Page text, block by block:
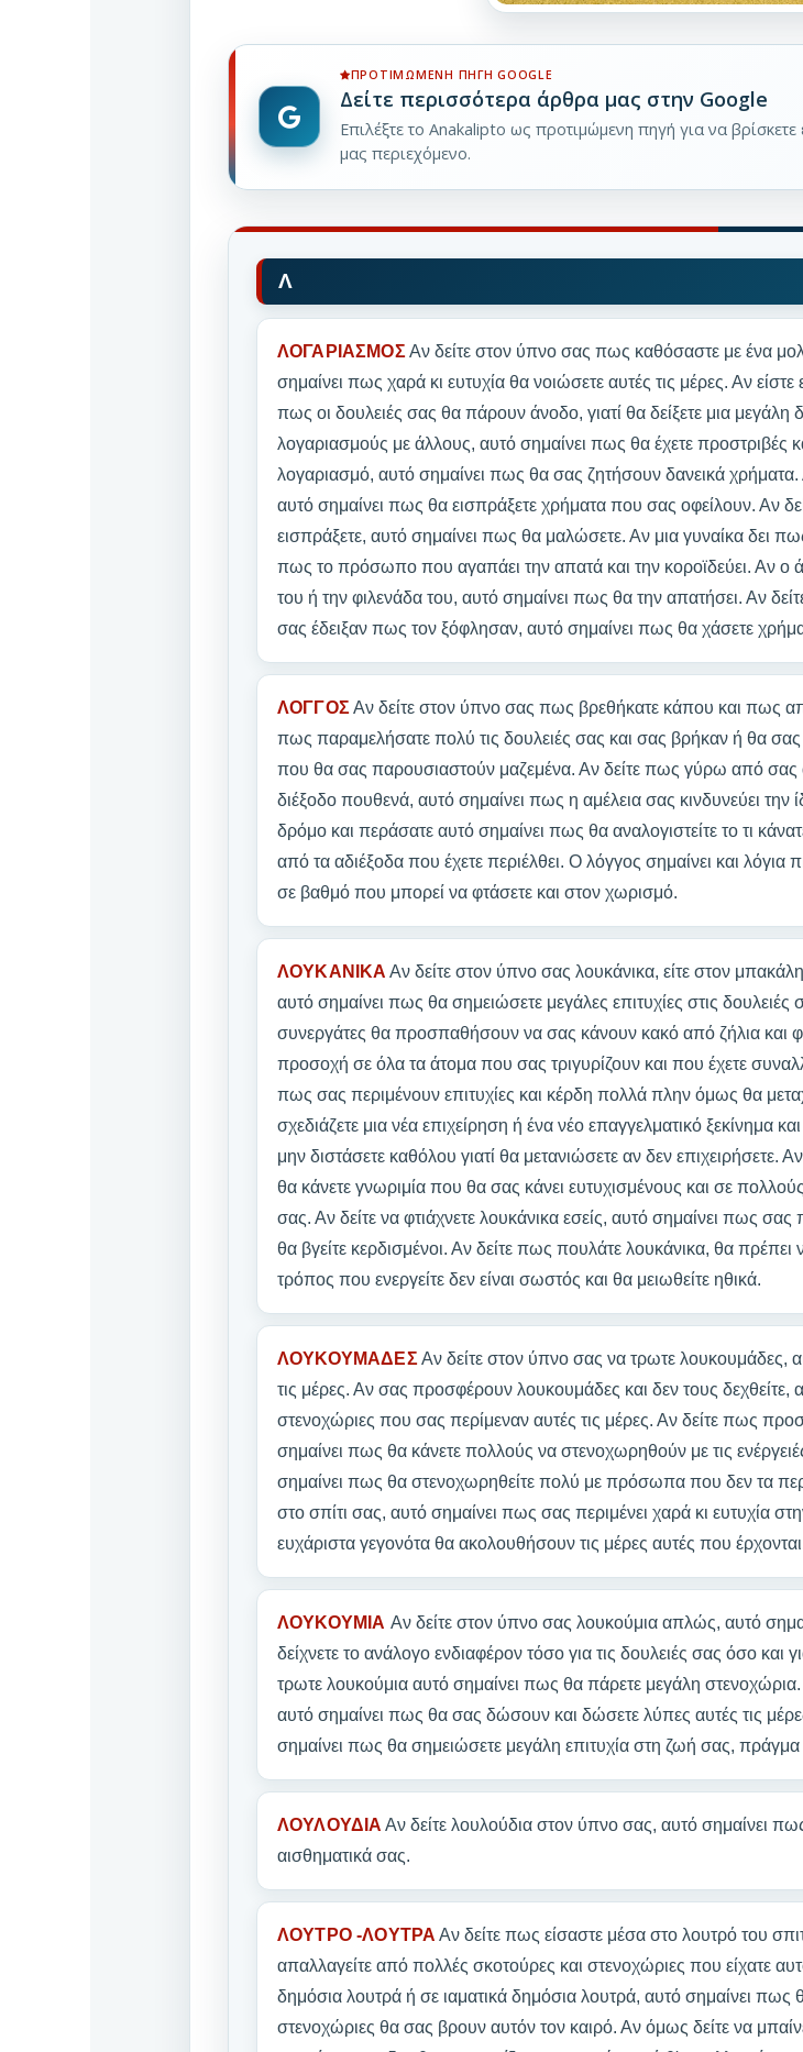
ΠΡΟΤΙΜΏΜΕΝΗ ΠΗΓΉ GOOGLE
Δείτε περισσότερα άρθρα μας στην Google
Επιλέξτε το Anakalipto ως προτιμώμενη πηγή για να βρίσκετε
μας περιεχόμενο.
Λ
ΛΟΓΑΡΙΑΣΜΟΣΑν δείτε στον ύπνο σας πως καθόσαστε με ένα
σημαίνει πως χαρά κι ευτυχία θα νοιώσετε αυτές τις μέρες. Αν
πως οι δουλειές σας θα πάρουν άνοδο, γιατί θα δείξετε μια μεγάλη
λογαριασμούς με άλλους, αυτό σημαίνει πως θα έχετε
λογαριασμό, αυτό σημαίνει πως θα σας ζητήσουν δανεικά
αυτό σημαίνει πως θα εισπράξετε χρήματα που σας οφείλουν. Αν
εισπράξετε, αυτό σημαίνει πως θα μαλώσετε. Αν μια γυναίκα δει
πως το πρόσωπο που αγαπάει την απατά και την κοροϊδεύει. Αν ο
του ή την φιλενάδα του, αυτό σημαίνει πως θα την απατήσει. Αν
σας έδειξαν πως τον ξόφλησαν, αυτό σημαίνει πως θα χάσετε
ΛΟΓΓΟΣΑν δείτε στον ύπνο σας πως βρεθήκατε κάπου και πως
πως παραμελήσατε πολύ τις δουλειές σας και σας βρήκαν ή θα
που θα σας παρουσιαστούν μαζεμένα. Αν δείτε πως γύρω από σας
διέξοδο πουθενά, αυτό σημαίνει πως η αμέλεια σας κινδυνεύει
δρόμο και περάσατε αυτό σημαίνει πως θα αναλογιστείτε το τι
από τα αδιέξοδα που έχετε περιέλθει. Ο λόγγος σημαίνει και
σε βαθμό που μπορεί να φτάσετε και στον χωρισμό.
ΛΟΥΚΑΝΙΚΑ Αν δείτε στον ύπνο σας λουκάνικα, είτε στον
αυτό σημαίνει πως θα σημειώσετε μεγάλες επιτυχίες στις δουλειές
συνεργάτες θα προσπαθήσουν να σας κάνουν κακό από ζήλια και
προσοχή σε όλα τα άτομα που σας τριγυρίζουν και που έχετε
πως σας περιμένουν επιτυχίες και κέρδη πολλά πλην όμως θα
σχεδιάζετε μια νέα επιχείρηση ή ένα νέο επαγγελματικό ξεκίνημα
μην διστάσετε καθόλου γιατί θα μετανιώσετε αν δεν επιχειρήσετε.
θα κάνετε γνωριμία που θα σας κάνει ευτυχισμένους και σε
σας. Αν δείτε να φτιάχνετε λουκάνικα εσείς, αυτό σημαίνει πως σας
θα βγείτε κερδισμένοι. Αν δείτε πως πουλάτε λουκάνικα, θα πρέπει
τρόπος που ενεργείτε δεν είναι σωστός και θα μειωθείτε ηθικά.
ΛΟΥΚΟΥΜΑΔΕΣΑν δείτε στον ύπνο σας να τρωτε λουκουμάδες,
τις μέρες. Αν σας προσφέρουν λουκουμάδες και δεν τους
στενοχώριες που σας περίμεναν αυτές τις μέρες. Αν δείτε πως
σημαίνει πως θα κάνετε πολλούς να στενοχωρηθούν με τις
σημαίνει πως θα στενοχωρηθείτε πολύ με πρόσωπα που δεν τα
στο σπίτι σας, αυτό σημαίνει πως σας περιμένει χαρά κι ευτυχία
ευχάριστα γεγονότα θα ακολουθήσουν τις μέρες αυτές που
ΛΟΥΚΟΥΜΙΑ Αν δείτε στον ύπνο σας λουκούμια απλώς, αυτό
δείχνετε το ανάλογο ενδιαφέρον τόσο για τις δουλειές σας όσο και
τρωτε λουκούμια αυτό σημαίνει πως θα πάρετε μεγάλη
αυτό σημαίνει πως θα σας δώσουν και δώσετε λύπες αυτές τις
σημαίνει πως θα σημειώσετε μεγάλη επιτυχία στη ζωή σας,
ΛΟΥΛΟΥΔΙΑ Αν δείτε λουλούδια στον ύπνο σας, αυτό σημαίνει
αισθηματικά σας.
ΛΟΥΤΡΟ -ΛΟΥΤΡΑ Αν δείτε πως είσαστε μέσα στο λουτρό του
απαλλαγείτε από πολλές σκοτούρες και στενοχώριες που είχατε
δημόσια λουτρά ή σε ιαματικά δημόσια λουτρά, αυτό σημαίνει πως
στενοχώριες θα σας βρουν αυτόν τον καιρό. Αν όμως δείτε να